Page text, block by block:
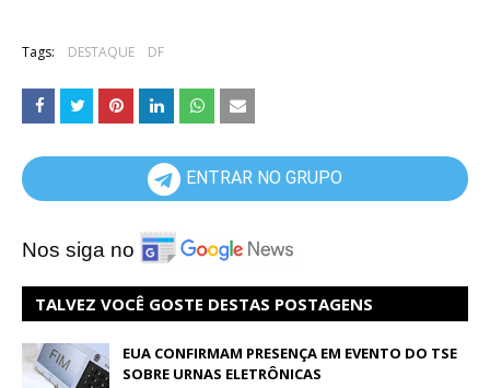
Tags: DESTAQUE DF
ENTRAR NO GRUPO
Nos siga no
TALVEZ VOCÊ GOSTE DESTAS POSTAGENS
EUA CONFIRMAM PRESENÇA EM EVENTO DO TSE
SOBRE URNAS ELETRÔNICAS